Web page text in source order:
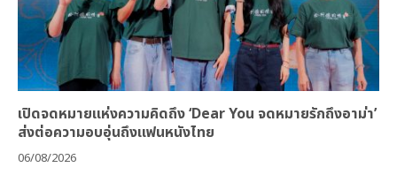
เปิดจดหมายแห่งความคิดถึง ‘Dear You จดหมายรักถึงอาม่า’
ส่งต่อความอบอุ่นถึงแฟนหนังไทย
06/08/2026